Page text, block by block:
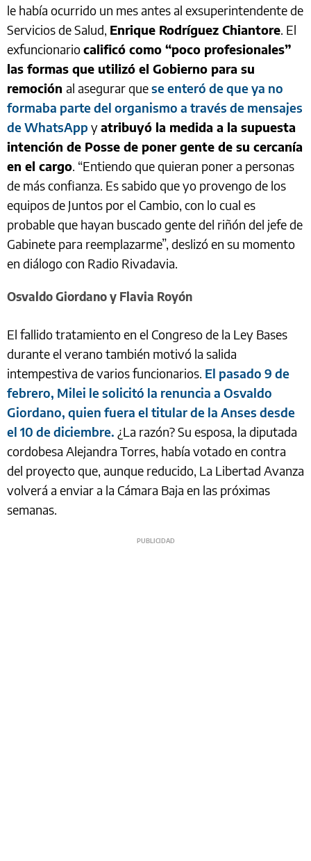
le había ocurrido un mes antes al exsuperintendente de
Servicios de Salud, Enrique Rodríguez Chiantore. El
exfuncionariocalificó como “poco profesionales”
las formas que utilizó el Gobierno para su
remoción al asegurar quese enteró de que ya no
formaba parte del organismo a través de mensajes
de WhatsApp yatribuyó la medida a la supuesta
intención de Posse de poner gente de su cercanía
en el cargo. “Entiendo que quieran poner a personas
de más confianza. Es sabido que yo provengo de los
equipos de Juntos por el Cambio, con lo cual es
probable que hayan buscado gente del riñón del jefe de
Gabinete para reemplazarme”, deslizó en su momento
en diálogo con Radio Rivadavia.
Osvaldo Giordano y Flavia Royón
El fallido tratamiento en el Congreso de la Ley Bases
durante el verano también motivó la salida
intempestiva de varios funcionarios. El pasado 9 de
febrero, Milei le solicitó la renuncia a Osvaldo
Giordano, quien fuera el titular de la Anses desde
el 10 de diciembre. ¿La razón? Su esposa, la diputada
cordobesa Alejandra Torres, había votado en contra
del proyecto que, aunque reducido, La Libertad Avanza
volverá a enviar a la Cámara Baja en las próximas
semanas.